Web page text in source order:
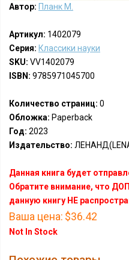
Автор: Планк М.
Артикул: 1402079
Серия: Классики науки
SKU: VV1402079
ISBN: 9785971045700
Количество страниц: 0
Обложка: Paperback
Год: 2023
Издательство:
Данная книга будет
Обратите внимание, что
данную книгу НЕ
Ваша цена: $36.42
Not In Stock